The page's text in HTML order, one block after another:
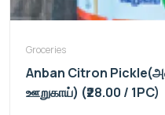
Groceries
Anban Citron
ஊறுகாய்) (₹28.00 / 1PC)